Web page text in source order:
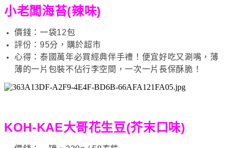
小老闆海苔(辣味)
價錢：一袋12包
評份：95分，購於超市
心得：泰國萬年必買經典伴手禮！便宜好吃又涮嘴，薄
薄的一片包裝不佔行李空間，一次一片長保酥脆！
KOH-KAE大哥花生豆(芥末口味)